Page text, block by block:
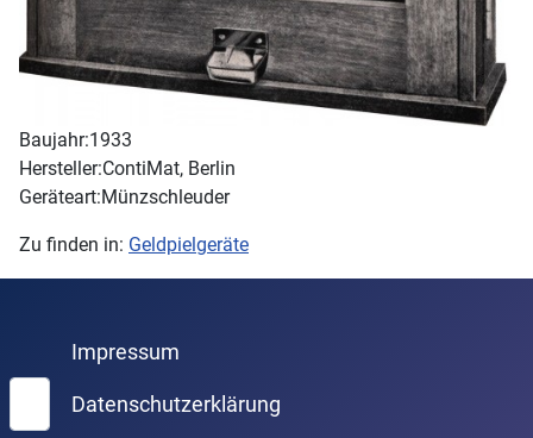
Baujahr:1933
Hersteller:ContiMat, Berlin
Geräteart:Münzschleuder
Zu finden in: Geldpielgeräte
Impressum
Datenschutzerklärung